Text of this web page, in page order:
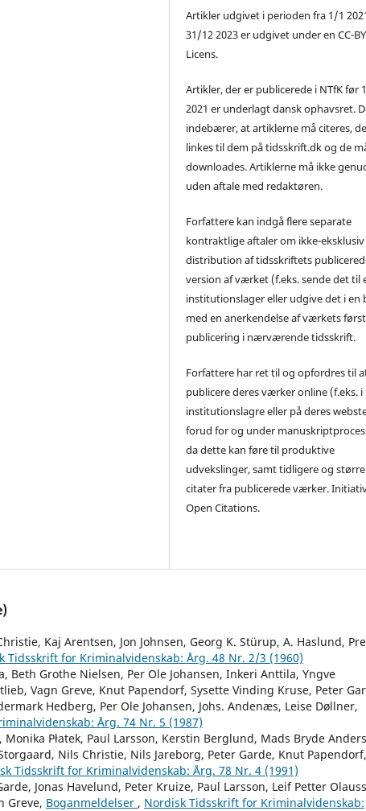
Artikler udgivet i perioden fra 1/1
31/12 2023 er udgivet under en CC-
Licens.
Artikler, der er publicerede i NTfK før
2021 er underlagt dansk ophavsret.
indebærer, at artiklerne må citeres,
linkes til dem på tidsskrift.dk og de
downloades. Artiklerne må ikke
uden aftale med redaktøren.
Forfattere kan indgå flere separate
kontraktlige aftaler om ikke-eksklusiv
distribution af tidsskriftets
version af værket (f.eks. sende det til
institutionslager eller udgive det i en
med en anerkendelse af værkets
publicering i nærværende tidsskrift.
Forfattere har ret til og opfordres til
publicere deres værker online (f.eks. i
institutionslagre eller på deres
forud for og under
da dette kan føre til produktive
udvekslinger, samt tidligere og større
citater fra publicerede værker.
Open Citations.
Kaj Arentsen, Jon Johnsen, Georg K. Stürup, A. Haslund,
Tidsskrift for Kriminalvidenskab: Årg. 48 Nr. 2/3 (1960)
Beth Grothe Nielsen, Per Ole Johansen, Inkeri Anttila, Yngve
Vagn Greve, Knut Papendorf, Sysette Vinding Kruse, Peter
Hedberg, Per Ole Johansen, Johs. Andenæs, Leise Døllner,
Årg. 74 Nr. 5 (1987)
Płatek, Paul Larsson, Kerstin Berglund, Mads Bryde
Nils Christie, Nils Jareborg, Peter Garde, Knut Papendorf,
Tidsskrift for Kriminalvidenskab: Årg. 78 Nr. 4 (1991)
Jonas Havelund, Peter Kruize, Paul Larsson, Leif Petter
Greve, Boganmeldelser , Nordisk Tidsskrift for Kriminalvidenskab: